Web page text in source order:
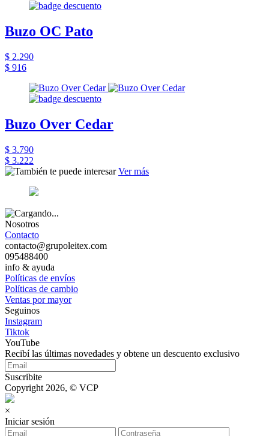
Buzo OC Pato
$ 2.290
$ 916
Buzo Over Cedar
$ 3.790
$ 3.222
Ver más
Nosotros
Contacto
contacto@grupoleitex.com
095488400
info & ayuda
Políticas de envíos
Políticas de cambio
Ventas por mayor
Seguinos
Instagram
Tiktok
YouTube
Recibí las últimas novedades y obtene un descuento exclusivo
Suscribite
Copyright 2026, © VCP
×
Iniciar sesión